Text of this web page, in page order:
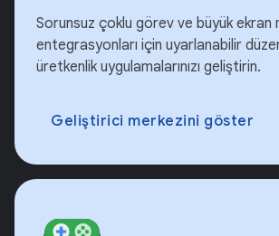
Sorunsuz çoklu görev ve büyük ekran
entegrasyonları için uyarlanabilir
üretkenlik uygulamalarınızı geliştirin.
Geliştirici merkezini göster